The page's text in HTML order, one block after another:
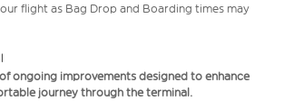
flight as Bag Drop and Boarding times may
ongoing improvements designed to enhance
journey through the terminal.